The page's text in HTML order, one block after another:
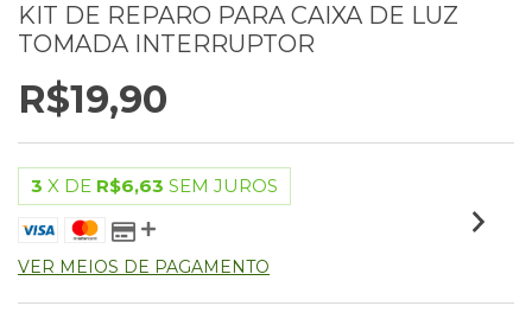
KIT DE REPARO PARA CAIXA DE LUZ
TOMADA INTERRUPTOR
R$19,90
3 X DE R$6,63 SEM JUROS
VER MEIOS DE PAGAMENTO